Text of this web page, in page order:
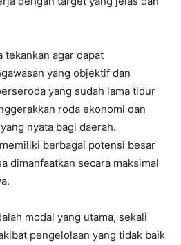
tekankan agar dapat
yang objektif dan
yang sudah lama tidur
roda ekonomi dan
nyata bagi daerah.
berbagai potensi besar
dimanfaatkan secara maksimal
modal yang utama, sekali
pengelolaan yang tidak baik